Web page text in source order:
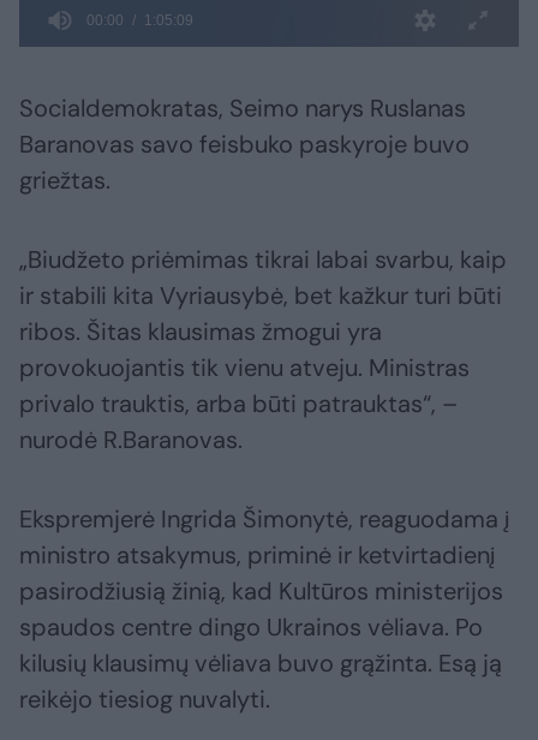
Socialdemokratas, Seimo narys Ruslanas
Baranovas savo feisbuko paskyroje buvo
griežtas.
„Biudžeto priėmimas tikrai labai svarbu, kaip
ir stabili kita Vyriausybė, bet kažkur turi būti
ribos. Šitas klausimas žmogui yra
provokuojantis tik vienu atveju. Ministras
privalo trauktis, arba būti patrauktas“, –
nurodė R.Baranovas.
Ekspremjerė Ingrida Šimonytė, reaguodama į
ministro atsakymus, priminė ir ketvirtadienį
pasirodžiusią žinią, kad Kultūros ministerijos
spaudos centre dingo Ukrainos vėliava. Po
kilusių klausimų vėliava buvo grąžinta. Esą ją
reikėjo tiesiog nuvalyti.